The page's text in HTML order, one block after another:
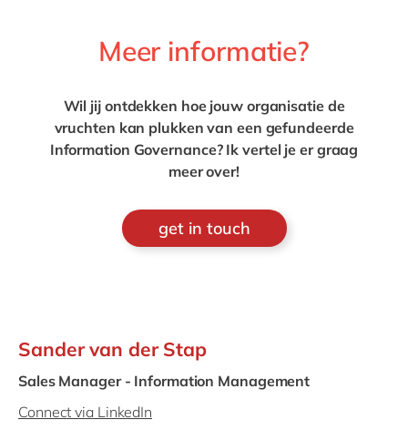
Meer informatie?
Wil jij ontdekken hoe jouw organisatie de
vruchten kan plukken van een gefundeerde
Information Governance? Ik vertel je er graag
meer over!
get in touch
Sander van der Stap
Sales Manager - Information Management
Connect via LinkedIn